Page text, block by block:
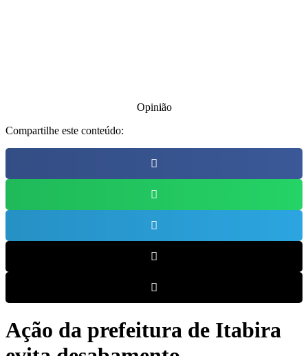
Opinião
Compartilhe este conteúdo:
Ação da prefeitura de Itabira